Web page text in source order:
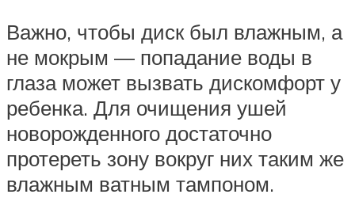
Важно, чтобы диск был влажным, а
не мокрым — попадание воды в
глаза может вызвать дискомфорт у
ребенка. Для очищения ушей
новорожденного достаточно
протереть зону вокруг них таким же
влажным ватным тампоном.